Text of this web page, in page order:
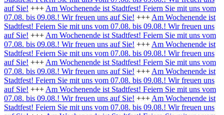
auf Sie! +++ Am Wochenende ist Stadtfest! Feiern Sie mit uns vom
07.08. bis 09.08.! Wir freuen uns auf Sie! +++ Am Wochenende ist
Stadtfest! Feiern Sie mit uns vom 07.08. bis 09.08.! Wir freuen uns
auf Sie! +++ Am Wochenende ist Stadtfest! Feiern Sie mit uns vom
07.08. bis 09.08.! Wir freuen uns auf Sie! +++ Am Wochenende ist
Stadtfest! Feiern Sie mit uns vom 07.08. bis 09.08.! Wir freuen uns
auf Sie! +++ Am Wochenende ist Stadtfest! Feiern Sie mit uns vom
07.08. bis 09.08.! Wir freuen uns auf Sie! +++ Am Wochenende ist
Stadtfest! Feiern Sie mit uns vom 07.08. bis 09.08.! Wir freuen uns
auf Sie! +++ Am Wochenende ist Stadtfest! Feiern Sie mit uns vom
07.08. bis 09.08.! Wir freuen uns auf Sie! +++ Am Wochenende ist
Stadtfest! Feiern Sie mit uns vom 07.08. bis 09.08.! Wir freuen uns